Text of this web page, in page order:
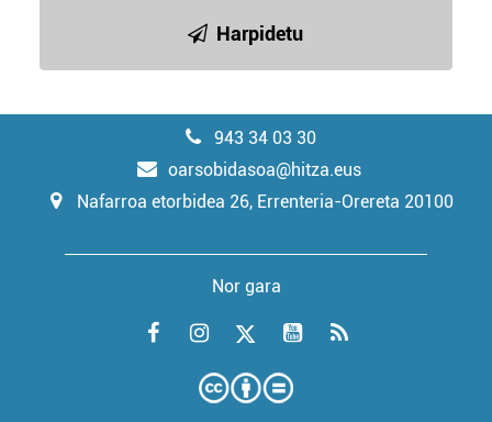
Harpidetu
943 34 03 30
oarsobidasoa@hitza.eus
Nafarroa etorbidea 26, Errenteria-Orereta 20100
Nor gara